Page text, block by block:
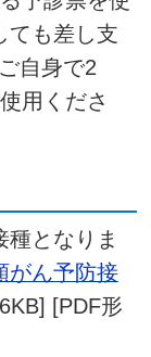
ても差し支
自身で2
用くださ
となりま
がん予防接
[PDF形